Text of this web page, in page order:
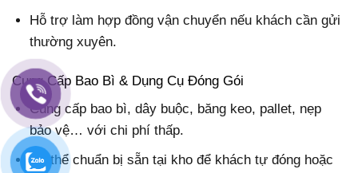
Hỗ trợ làm hợp đồng vận chuyển nếu khách cần gửi
thường xuyên.
Cung Cấp Bao Bì & Dụng Cụ Đóng Gói
Cung cấp bao bì, dây buộc, băng keo, pallet, nẹp
bảo vệ… với chi phí thấp.
Có thể chuẩn bị sẵn tại kho để khách tự đóng hoặc